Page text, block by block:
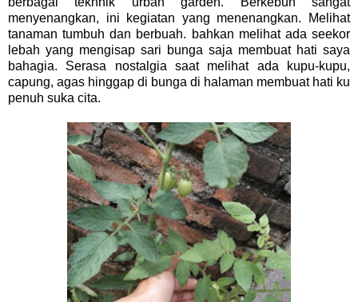
menyenangkan, ini kegiatan yang menenangkan. Melihat
tanaman tumbuh dan berbuah. bahkan melihat ada seekor
lebah yang mengisap sari bunga saja membuat hati saya
bahagia. Serasa nostalgia saat melihat ada kupu-kupu,
capung, agas hinggap di bunga di halaman membuat hati ku
penuh suka cita.